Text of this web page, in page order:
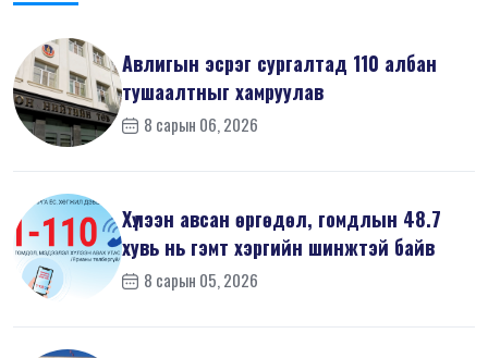
Авлигын эсрэг сургалтад 110 албан
тушаалтныг хамруулав
8 сарын 06, 2026
Хүлээн авсан өргөдөл, гомдлын 48.7
хувь нь гэмт хэргийн шинжтэй байв
8 сарын 05, 2026